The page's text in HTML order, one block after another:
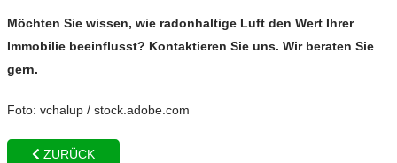
Möchten Sie wissen, wie radonhaltige Luft den Wert Ihrer
Immobilie beeinflusst? Kontaktieren Sie uns. Wir beraten Sie
gern.
Foto: vchalup / stock.adobe.com
ZURÜCK